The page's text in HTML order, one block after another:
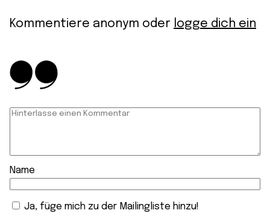
Kommentiere anonym oder logge dich ein
Name
Ja, füge mich zu der Mailingliste hinzu!